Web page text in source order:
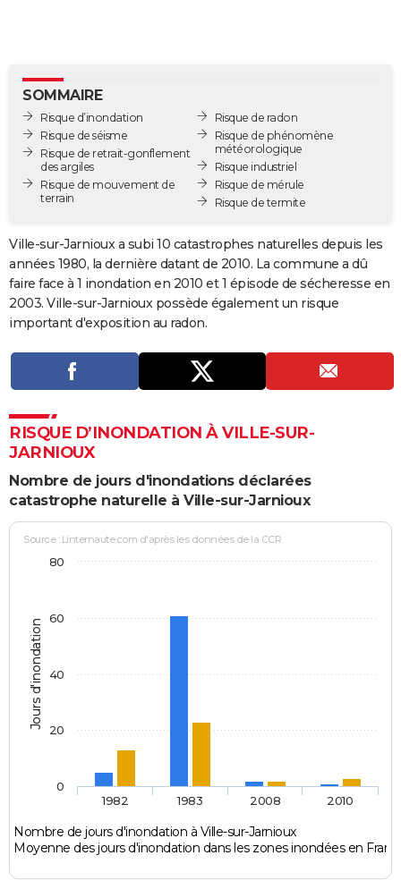
BONS PLANS
CARTE DE VOEUX
Carte de Noël
Carte Bonne année
Carte Saint-Valentin
Carte Pâques
Carte d'anniversaire
DICTIONNAIRE
Dictionnaire
Biographies
Citations
Expressions
Proverbes
PROGRAMME TV
COPAINS D'AVANT
S'inscrire
Se connecter
Lycées
Collèges
Primaires
Universités
Entreprises
Service militaire
Avis de recherche
AVIS DE DÉCÈS
FORUM
SOMMAIRE
Risque d’inondation
Risque de séisme
Risque de retrait-gonflement
des argiles
Risque de mouvement de
terrain
Risque de radon
Risque de phénomène
météorologique
Risque industriel
Risque de mérule
Risque de termite
Ville-sur-Jarnioux a subi 10 catastrophes naturelles depuis les
années 1980, la dernière datant de 2010. La commune a dû
faire face à 1 inondation en 2010 et 1 épisode de sécheresse en
2003. Ville-sur-Jarnioux possède également un risque
important d'exposition au radon.
RISQUE D’INONDATION À VILLE-SUR-
JARNIOUX
Nombre de jours d'inondations déclarées
catastrophe naturelle à Ville-sur-Jarnioux
Jours d'inondation
Source : Linternaute.com d'après les données de la CCR
Nombre de jours d'inondation à Ville-sur-Jarnioux
Moyenne des jours d'inondation dans les zones inondées en
1982 1983 2008 2010
0
20
40
60
80